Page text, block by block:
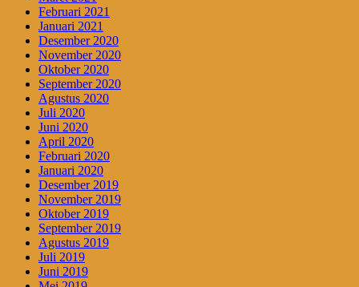
Februari 2021
Januari 2021
Desember 2020
November 2020
Oktober 2020
September 2020
Agustus 2020
Juli 2020
Juni 2020
April 2020
Februari 2020
Januari 2020
Desember 2019
November 2019
Oktober 2019
September 2019
Agustus 2019
Juli 2019
Juni 2019